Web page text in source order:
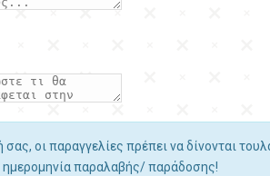
σας, οι παραγγελίες πρέπει να δίνονται
ημερομηνία παραλαβής/ παράδοσης!